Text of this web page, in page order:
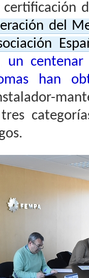
certificación
del
un
han